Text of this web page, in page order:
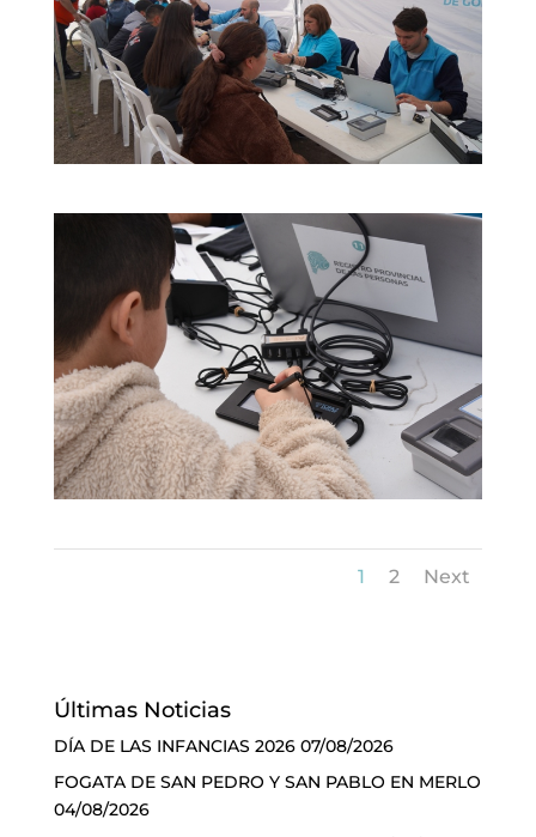
1 2 Next
Últimas Noticias
DÍA DE LAS INFANCIAS 2026 07/08/2026
FOGATA DE SAN PEDRO Y SAN PABLO EN MERLO
04/08/2026